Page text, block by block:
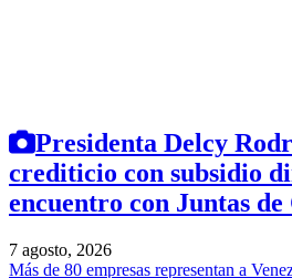
Presidenta Delcy
crediticio con subsidio
encuentro con Juntas
7 agosto, 2026
Más de 80 empresas representan a